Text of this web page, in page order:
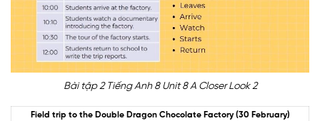
Bài tập 2 Tiếng Anh 8 Unit 8 A Closer Look 2
Field trip to the Double Dragon Chocolate Factory (30 February)